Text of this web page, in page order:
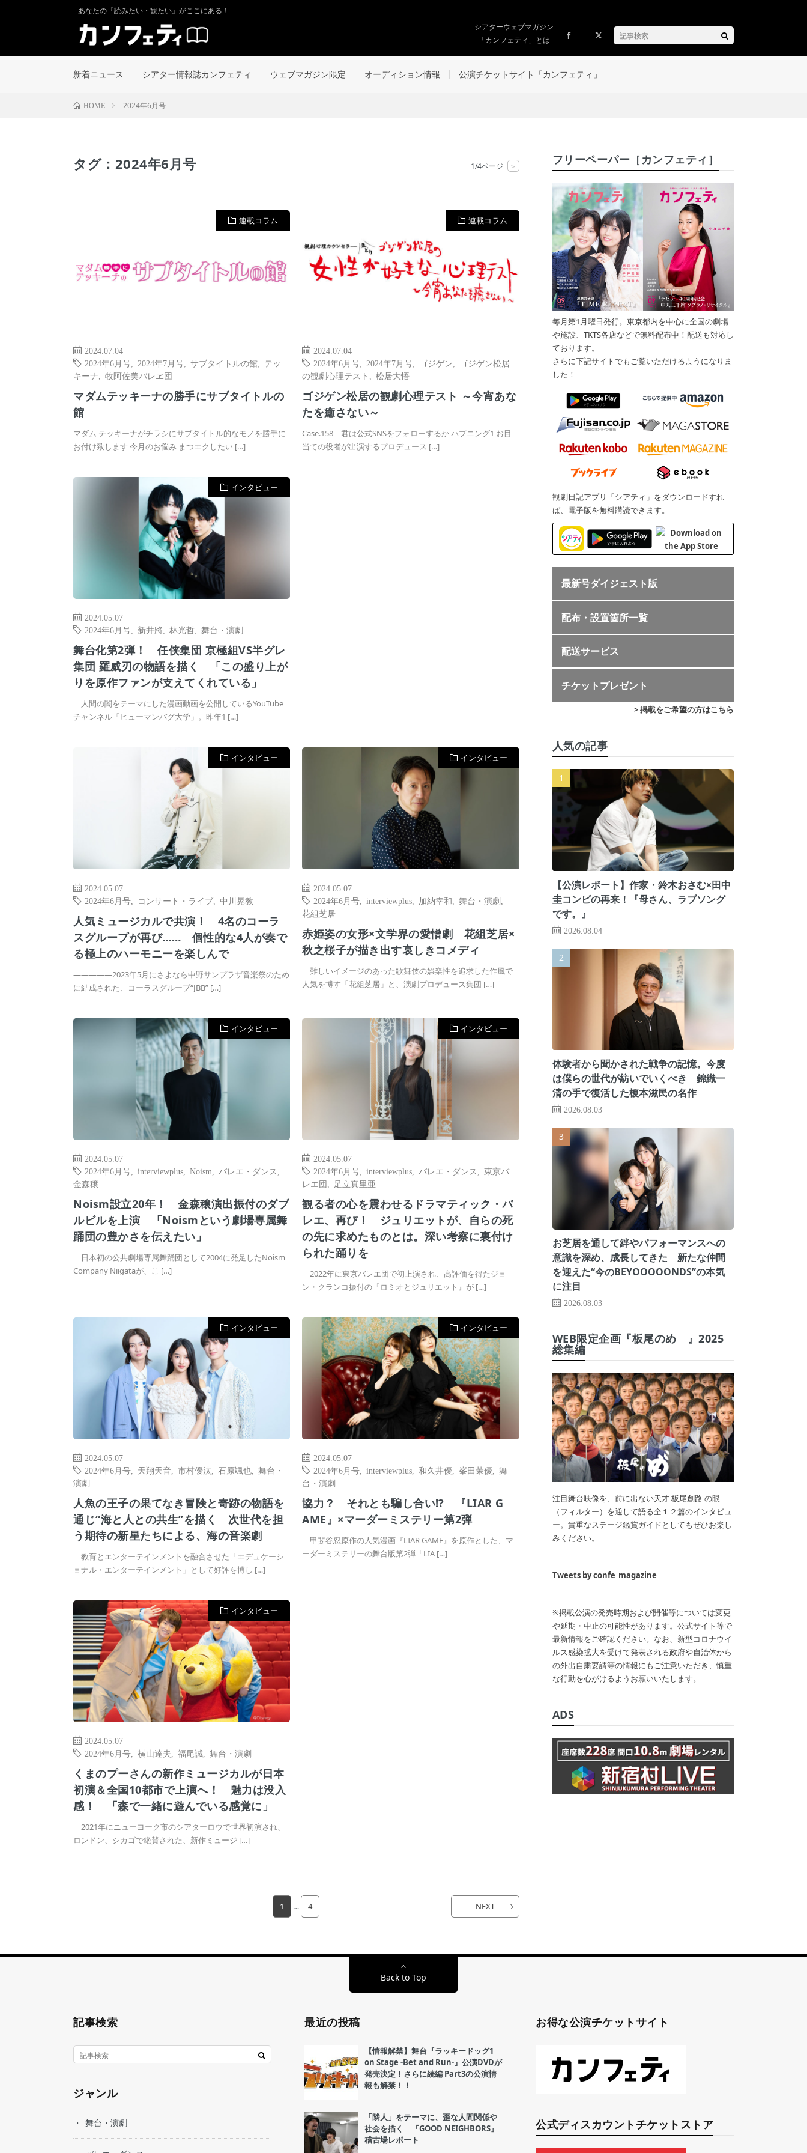
あなたの『読みたい・観たい』がここにある！
シアターウェブマガジン
「カンフェティ」とは
新着ニュース シアター情報誌カンフェティ ウェブマガジン限定 オーディション情報 公演チケットサイト「カンフェティ」
HOME 2024年6月号
タグ：2024年6月号 1/4ページ >
連載コラム
2024.07.04
2024年6月号
2024年7月号 サブタイトルの館
テッ
キーナ
牧阿佐美バレヱ団
マダムテッキーナの勝手にサブタイトルの
館
マダム テッキーナがチラシにサブタイトル的なモノを勝手に
お付け致します 今月のお悩み まつエクしたい […]
連載コラム
2024.07.04
2024年6月号
2024年7月号 ゴジゲン
ゴジゲン松居
の観劇心理テスト
,松居大悟
ゴジゲン松居の観劇心理テスト ～今宵あな
たを癒さない～
Case.158 君は公式SNSをフォローするか ハプニング1 お目
当ての役者が出演するプロデュース […]
インタビュー
2024.05.07
2024年6月号
新井將 林光哲 舞台・演劇
舞台化第2弾！ 任侠集団 京極組VS半グレ
集団 羅威刃の物語を描く 「この盛り上が
りを原作ファンが支えてくれている」
人間の闇をテーマにした漫画動画を公開しているYouTube
チャンネル「ヒューマンバグ大学」。昨年1 […]
インタビュー
2024.05.07
2024年6月号
コンサート・ライブ 中川晃教
人気ミュージカルで共演！ 4名のコーラ
スグループが再び…… 個性的な4人が奏で
る極上のハーモニーを楽しんで
―――――2023年5月にさよなら中野サンプラザ音楽祭のため
に結成された、コーラスグループ“JBB” […]
インタビュー
2024.05.07
2024年6月号 ,interviewplus 加納幸和 ,舞台・演劇
花組芝居
赤姫姿の女形×文学界の愛憎劇 花組芝居×
秋之桜子が描き出す哀しきコメディ
難しいイメージのあった歌舞伎の娯楽性を追求した作風で
人気を博す「花組芝居」と、演劇プロデュース集団 […]
インタビュー
2024.05.07
2024年6月号
interviewplus Noism バレエ・ダンス
金森穣
Noism設立20年！ 金森穣演出振付のダブ
ルビルを上演 「Noismという劇場専属舞
踊団の豊かさを伝えたい」
日本初の公共劇場専属舞踊団として2004に発足したNoism
Company Niigataが、こ […]
インタビュー
2024.05.07
2024年6月号 ,interviewplus バレエ・ダンス ,東京バ
レエ団
足立真里亜
観る者の心を震わせるドラマティック・バ
レエ、再び！ ジュリエットが、自らの死
の先に求めたものとは。深い考察に裏付け
られた踊りを
2022年に東京バレエ団で初上演され、高評価を得たジョ
ン・クランコ振付の『ロミオとジュリエット』が […]
インタビュー
2024.05.07
2024年6月号
天翔天音 市村優汰 石原颯也
舞台・
演劇
人魚の王子の果てなき冒険と奇跡の物語を
通じ“海と人との共生”を描く 次世代を担
う期待の新星たちによる、海の音楽劇
教育とエンターテインメントを融合させた「エデュケーシ
ョナル・エンターテインメント」として好評を博し […]
インタビュー
2024.05.07
2024年6月号 ,interviewplus ,和久井優 ,峯田茉優 ,舞
台・演劇
協力？ それとも騙し合い⁉ 『LIAR G
AME』×マーダーミステリー第2弾
甲斐谷忍原作の人気漫画『LIAR GAME』を原作とした、マ
ーダーミステリーの舞台版第2弾「LIA […]
インタビュー
2024.05.07
2024年6月号
横山達夫 福尾誠 舞台・演劇
くまのプーさんの新作ミュージカルが日本
初演＆全国10都市で上演へ！ 魅力は没入
感！ 「森で一緒に遊んでいる感覚に」
2021年にニューヨーク市のシアターロウで世界初演され、
ロンドン、シカゴで絶賛された、新作ミュージ […]
1 … 4 NEXT
フリーペーパー［カンフェティ］
毎月第1月曜日発行。東京都内を中心に全国の劇場
や施設、TKTS各店などで無料配布中！配送も対応し
ております。
さらに下記サイトでもご覧いただけるようになりま
した！
観劇日記アプリ「シアティ」をダウンロードすれ
ば、電子版を無料購読できます。
最新号ダイジェスト版
配布・設置箇所一覧
配送サービス
チケットプレゼント
> 掲載をご希望の方はこちら
人気の記事
【公演レポート】作家・鈴木おさむ×田中
圭コンビの再来！『母さん、ラブソング
です。』
2026.08.04
体験者から聞かされた戦争の記憶。今度
は僕らの世代が紡いでいくべき 錦織一
清の手で復活した榎本滋民の名作
2026.08.03
お芝居を通して絆やパフォーマンスへの
意識を深め、成長してきた 新たな仲間
を迎えた“今のBEYOOOOONDS”の本気
に注目
2026.08.03
WEB限定企画『板尾のめ゙』2025
総集編
注目舞台映像を、前に出ない天才 板尾創路 の眼
（フィルター）を通して語る全１２篇のインタビュ
ー。貴重なステージ鑑賞ガイドとしてもぜひお楽し
みください。
Tweets by confe_magazine
※掲載公演の発売時期および開催等については変更
や延期・中止の可能性があります。公式サイト等で
最新情報をご確認ください。なお、新型コロナウイ
ルス感染拡大を受けて発表される政府や自治体から
の外出自粛要請等の情報にもご注意いただき、慎重
な行動を心がけるようお願いいたします。
ADS
Back to Top
記事検索
ジャンル
舞台・演劇
最近の投稿
【情報解禁】舞台『ラッキードッグ1
on Stage -Bet and Run-』公演DVDが
発売決定！さらに続編 Part3の公演情
報も解禁！！
「隣人」をテーマに、歪な人間関係や
社会を描く 『GOOD NEIGHBORS』
稽古場レポート
お得な公演チケットサイト
公式ディスカウントチケットストア